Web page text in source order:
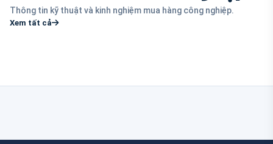
Thông tin kỹ thuật và kinh nghiệm mua hàng công nghiệp.
Xem tất cả